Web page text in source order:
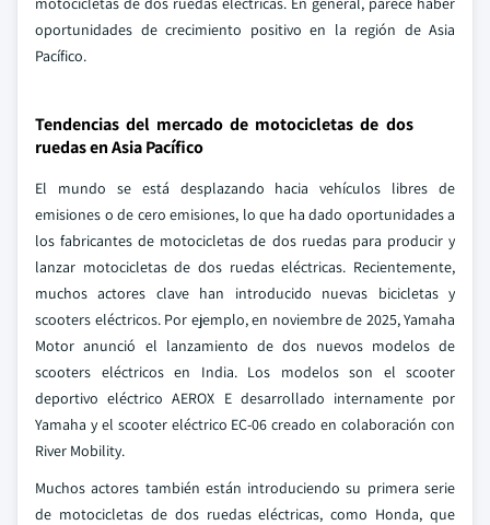
oportunidades de crecimiento positivo en la región de Asia
Pacífico.
Tendencias del mercado de motocicletas de dos
ruedas en Asia Pacífico
El mundo se está desplazando hacia vehículos libres de
emisiones o de cero emisiones, lo que ha dado oportunidades a
los fabricantes de motocicletas de dos ruedas para producir y
lanzar motocicletas de dos ruedas eléctricas. Recientemente,
muchos actores clave han introducido nuevas bicicletas y
scooters eléctricos. Por ejemplo, en noviembre de 2025, Yamaha
Motor anunció el lanzamiento de dos nuevos modelos de
scooters eléctricos en India. Los modelos son el scooter
deportivo eléctrico AEROX E desarrollado internamente por
Yamaha y el scooter eléctrico EC-06 creado en colaboración con
River Mobility.
Muchos actores también están introduciendo su primera serie
de motocicletas de dos ruedas eléctricas, como Honda, que